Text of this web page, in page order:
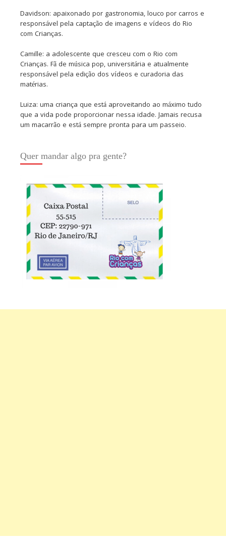
Davidson: apaixonado por gastronomia, louco por carros e
responsável pela captação de imagens e vídeos do Rio
com Crianças.
Camille: a adolescente que cresceu com o Rio com
Crianças. Fã de música pop, universitária e atualmente
responsável pela edição dos vídeos e curadoria das
matérias.
Luiza: uma criança que está aproveitando ao máximo tudo
que a vida pode proporcionar nessa idade. Jamais recusa
um macarrão e está sempre pronta para um passeio.
Quer mandar algo pra gente?